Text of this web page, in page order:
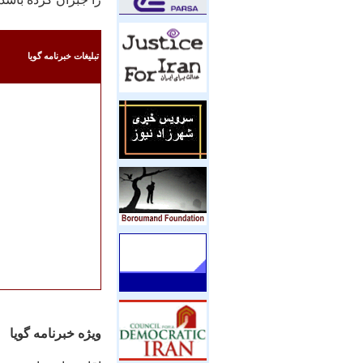
تبليغات خبرنامه گويا
ویژه خبرنامه گویا